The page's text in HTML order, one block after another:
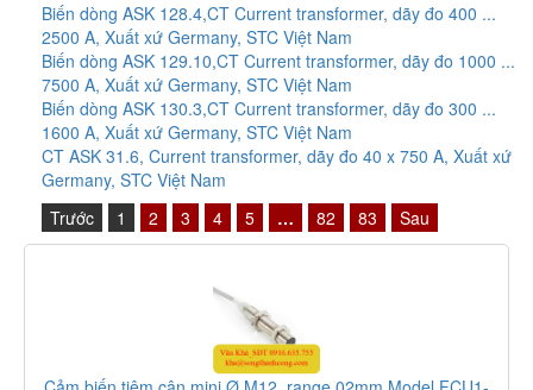
Biến dòng ASK 128.4,CT Current transformer, dãy đo 400 ...
2500 A, Xuất xứ Germany, STC Việt Nam
Biến dòng ASK 129.10,CT Current transformer, dãy đo 1000 ...
7500 A, Xuất xứ Germany, STC Việt Nam
Biến dòng ASK 130.3,CT Current transformer, dãy đo 300 ...
1600 A, Xuất xứ Germany, STC Việt Nam
CT ASK 31.6, Current transformer, dãy đo 40 x 750 A, Xuất xứ
Germany, STC Việt Nam
Trước
1 2 3 4 5 … 82 83 Sau